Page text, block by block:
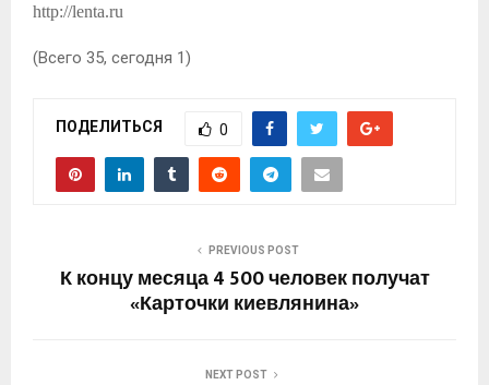
http://lenta.ru
(Всего 35, сегодня 1)
ПОДЕЛИТЬСЯ 0
PREVIOUS POST
К концу месяца 4 500 человек получат
«Карточки киевлянина»
NEXT POST